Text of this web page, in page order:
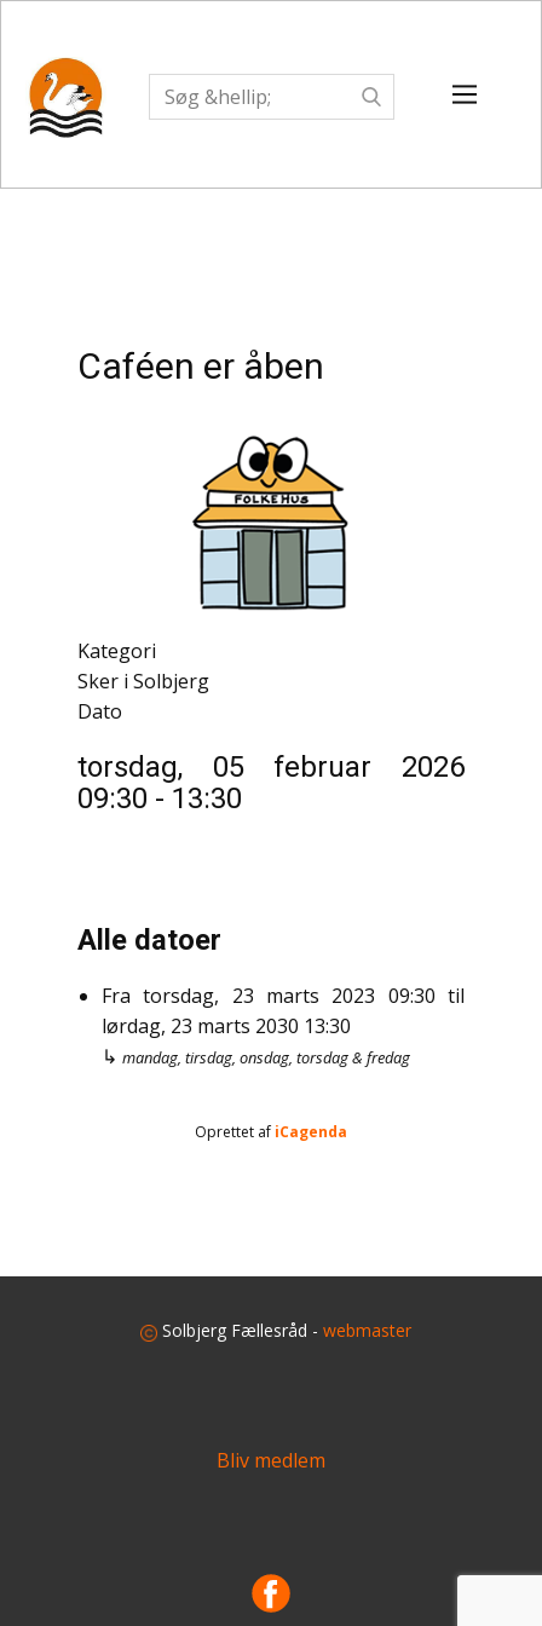
Caféen er åben
Kategori
Sker i Solbjerg
Dato
torsdag, 05 februar 2026
09:30 - 13:30
Alle datoer
Fra torsdag, 23 marts 2023 09:30 til
lørdag, 23 marts 2030 13:30
↳ mandag, tirsdag, onsdag, torsdag & fredag
Oprettet af iCagenda
Solbjerg Fællesråd - webmaster
Bliv medlem